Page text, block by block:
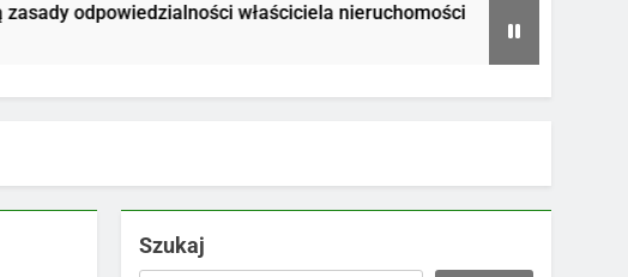
odpowiedzialności właściciela nieruchomości
Szukaj